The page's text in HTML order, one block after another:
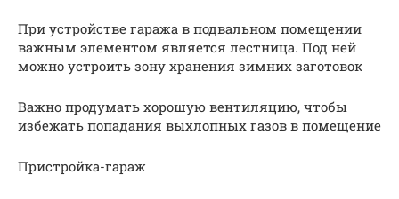
При устройстве гаража в подвальном помещении
важным элементом является лестница. Под ней
можно устроить зону хранения зимних заготовок
Важно продумать хорошую вентиляцию, чтобы
избежать попадания выхлопных газов в помещение
Пристройка-гараж